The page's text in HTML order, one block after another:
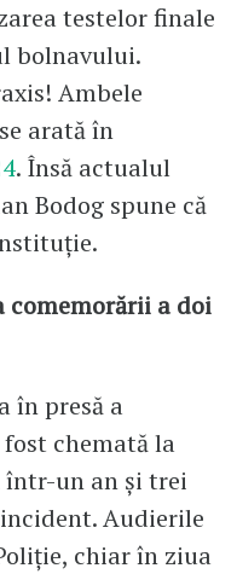
testelor finale
bolnavului.
Ambele
arată în
. Însă actualul
Bodog spune că
comemorării a doi
în presă a
chemată la
un an și trei
Audierile
chiar în ziua